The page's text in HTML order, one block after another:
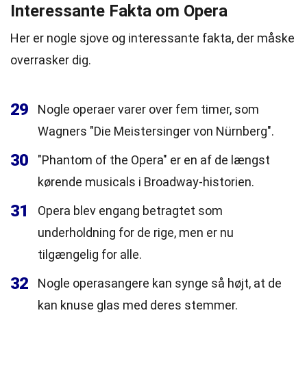
Interessante Fakta om Opera
Her er nogle sjove og interessante fakta, der måske
overrasker dig.
29
Nogle operaer varer over fem timer, som
Wagners "Die Meistersinger von Nürnberg".
30
"Phantom of the Opera" er en af de længst
kørende musicals i Broadway-historien.
31
Opera blev engang betragtet som
underholdning for de rige, men er nu
tilgængelig for alle.
32
Nogle operasangere kan synge så højt, at de
kan knuse glas med deres stemmer.